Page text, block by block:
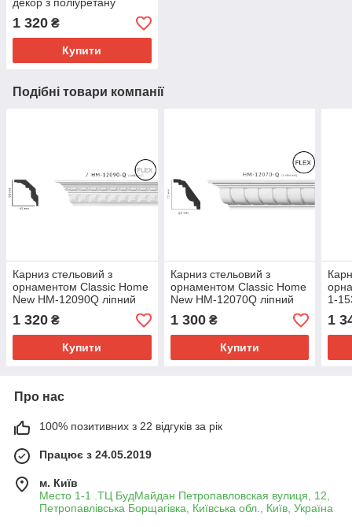
декор з поліуретану
1 320 ₴
Купити
Подібні товари компанії
Карниз стельовий з
орнаментом Classic Home
New HM-12090Q ліпний
1 320 ₴
Купити
Карниз стельовий з
орнаментом Classic Home
New HM-12070Q ліпний
1 300₴
Купити
1-
1
Про нас
100% позитивних з 22 відгуків за рік
Працює з 24.05.2019
м. Київ
Место 1-1 .ТЦ БудМайдан Петропавловская вулиця, 12,
Петропавлівська Борщагівка, Київська обл., Київ, Україна